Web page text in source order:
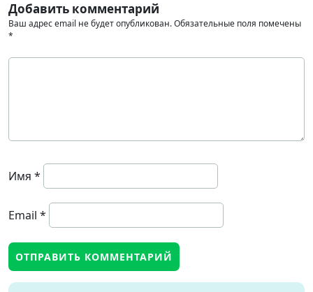
Добавить комментарий
Ваш адрес email не будет опубликован.Обязательные поля помечены
*
Имя *
Email *